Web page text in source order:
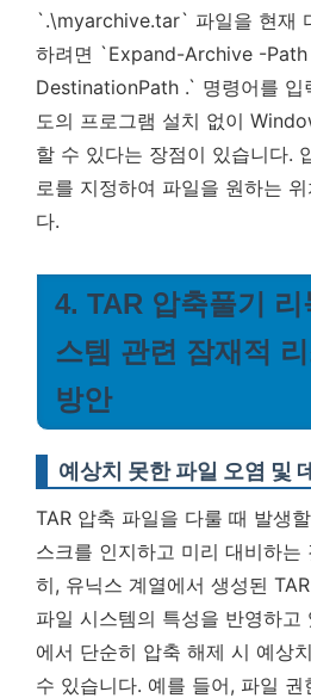
`.\myarchive.tar` 파일을 현재
하려면 `Expand-Archive -
DestinationPath .` 명령어를 입
도의 프로그램 설치 없이
할 수 있다는 장점이 있습니다.
로를 지정하여 파일을 원하는
다.
4. TAR 압축풀기 리
스템 관련 잠재적
방안
예상치 못한 파일 오염 및
TAR 압축 파일을 다룰 때 발생
스크를 인지하고 미리 대비하는
히, 유닉스 계열에서 생성된
파일 시스템의 특성을 반영하
에서 단순히 압축 해제 시 예상
수 있습니다. 예를 들어, 파일